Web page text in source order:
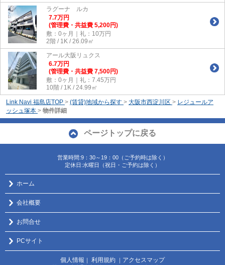
ラグーナ ルカ
7.7万円
(管理費・共益費 5,200円)
敷：0ヶ月｜礼：10万円
2階 / 1K / 26.09㎡
アール大阪リュクス
6.7万円
(管理費・共益費 7,500円)
敷：0ヶ月｜礼：7.45万円
10階 / 1K / 24.99㎡
Link Navi 福島店TOP > (賃貸)地域から探す > 大阪市西淀川区 > レジュールア
ッシュ塚本 > 物件詳細
ページトップに戻る
営業時間:9：30～19：00（ご予約時は除く）
定休日:水曜日（祝日・ご予約は除く）
ホーム
会社概要
お問合せ
PCサイト
個人情報 ｜ 利用規約 ｜ アクセスマップ